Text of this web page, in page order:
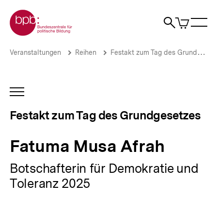
zum
Seiteninhalt
springen
Zur Startseite der bpb
Suche
Artikel
im
Fatuma
Festakt
zum
des
bpb.de
Brotkrümelnavigation
Pfadnavigation
Veranstaltungen Reihen Festakt zum Tag des Grundgesetzes
INHALTSNAVIGATION
Festakt zum Tag des Grundgesetzes
Fatuma Musa Afrah
Botschafterin für Demokratie und
Toleranz 2025